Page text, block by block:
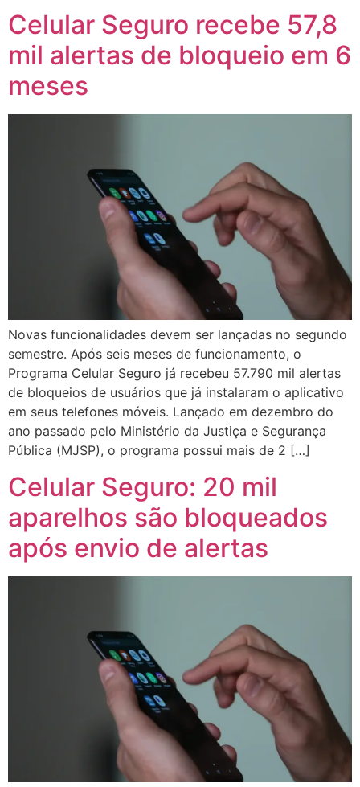
Celular Seguro recebe 57,8
mil alertas de bloqueio em 6
meses
Novas funcionalidades devem ser lançadas no segundo
semestre. Após seis meses de funcionamento, o
Programa Celular Seguro já recebeu 57.790 mil alertas
de bloqueios de usuários que já instalaram o aplicativo
em seus telefones móveis. Lançado em dezembro do
ano passado pelo Ministério da Justiça e Segurança
Pública (MJSP), o programa possui mais de 2 […]
Celular Seguro: 20 mil
aparelhos são bloqueados
após envio de alertas